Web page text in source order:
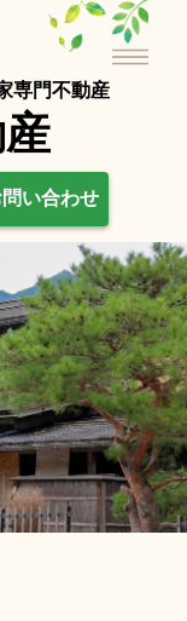
専⾨不動産
問い合わせ